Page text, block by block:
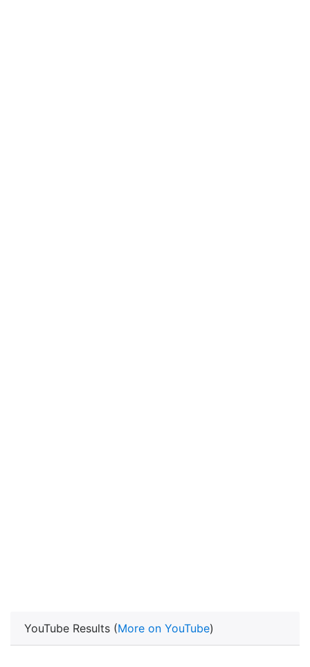
YouTube Results (More on YouTube)